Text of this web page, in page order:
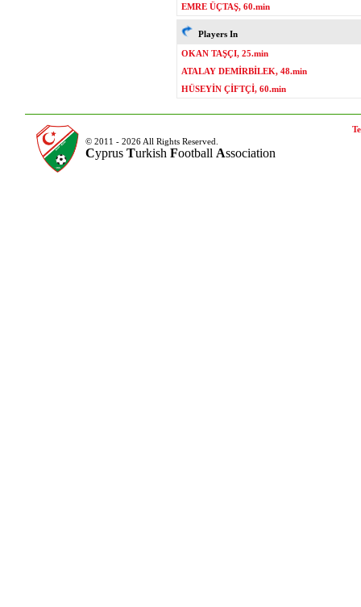
EMRE ÜÇTAŞ, 60.min
Players In
OKAN TAŞÇI, 25.min
ATALAY DEMİRBİLEK, 48.min
HÜSEYİN ÇİFTÇİ, 60.min
© 2011 - 2026 All Rights Reserved.
Cyprus Turkish Football Association